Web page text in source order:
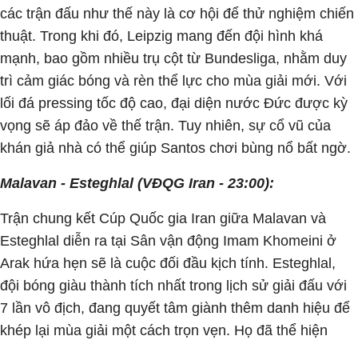
các trận đấu như thế này là cơ hội để thử nghiệm chiến
thuật. Trong khi đó, Leipzig mang đến đội hình khá
mạnh, bao gồm nhiều trụ cột từ Bundesliga, nhằm duy
trì cảm giác bóng và rèn thể lực cho mùa giải mới. Với
lối đá pressing tốc độ cao, đại diện nước Đức được kỳ
vọng sẽ áp đảo về thế trận. Tuy nhiên, sự cổ vũ của
khán giả nhà có thể giúp Santos chơi bùng nổ bất ngờ.
Malavan - Esteghlal (VĐQG Iran - 23:00):
Trận chung kết Cúp Quốc gia Iran giữa Malavan và
Esteghlal diễn ra tại Sân vận động Imam Khomeini ở
Arak hứa hẹn sẽ là cuộc đối đầu kịch tính. Esteghlal,
đội bóng giàu thành tích nhất trong lịch sử giải đấu với
7 lần vô địch, đang quyết tâm giành thêm danh hiệu để
khép lại mùa giải một cách trọn vẹn. Họ đã thể hiện